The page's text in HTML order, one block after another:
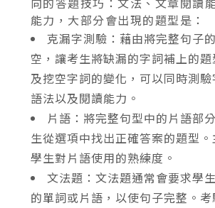
能力，大部分會出現的題型是：
克漏字測驗：藉由將完整句子
空，讓考生將缺漏的字詞補上的
及挖空字詞的變化，可以同時測驗
語法以及閱讀能力。
片語：將完整句型中的片語部
生從選項中找出正確答案的題型
學生對片語使用的熟練度。
文法題：文法題通常會要求學
的單詞或片語，以使句子完整。